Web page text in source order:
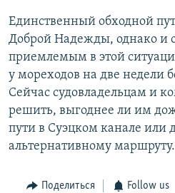
Единственный обходной
Доброй Надежды, однако и
приемлемым в этой
у мореходов на две недели
Сейчас судовладельцам и
решить, выгоднее ли им
пути в Суэцком канале или
альтернативному маршруту.
Поделиться Follow us